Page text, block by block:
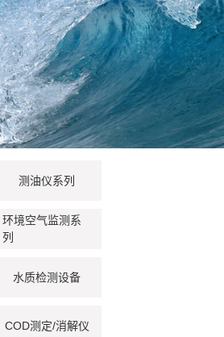
测油仪系列
环境空气监测系
列
水质检测设备
COD测定/消解仪